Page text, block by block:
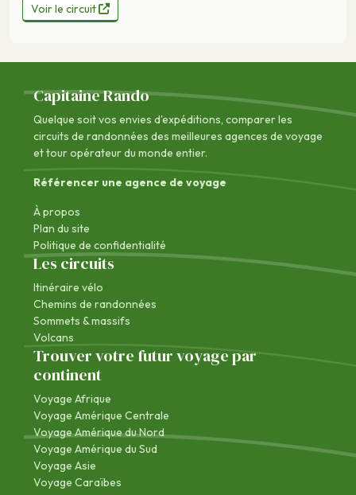
Voir le circuit
Capitaine Rando
Quelque soit vos envies d'expéditions, comparer les
circuits de randonnées des meilleures agences de voyage
et tour opérateur du monde entier.
Référencer une agence de voyage
À propos
Plan du site
Politique de confidentialité
Les circuits
Itinéraire vélo
Chemins de randonnées
Sommets & massifs
Volcans
Trouver votre futur voyage par
continent
Voyage Afrique
Voyage Amérique Centrale
Voyage Amérique du Nord
Voyage Amérique du Sud
Voyage Asie
Voyage Caraïbes